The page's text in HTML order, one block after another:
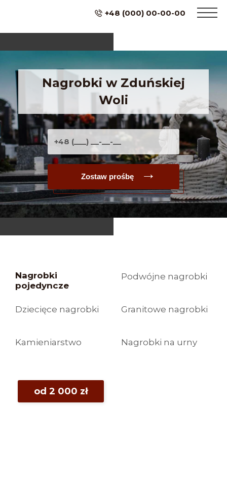
+48 (000) 00-00-00
Nagrobki w Zduńskiej
Woli
Zostaw prośbę
Nagrobki
pojedyncze
Podwójne nagrobki
Dziecięce nagrobki Granitowe nagrobki
Kamieniarstwo Nagrobki na urny
od 2 000 zł